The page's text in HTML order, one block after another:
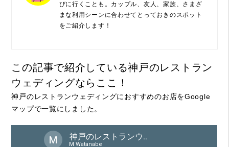
びに行くことも。カップル、友人、家族、さまざ
まな利用シーンに合わせてとっておきのスポット
をご紹介します！
この記事で紹介している神戸のレストラン
ウェディングならここ！
神戸のレストランウェディングにおすすめのお店をGoogle
マップで一覧にしました。